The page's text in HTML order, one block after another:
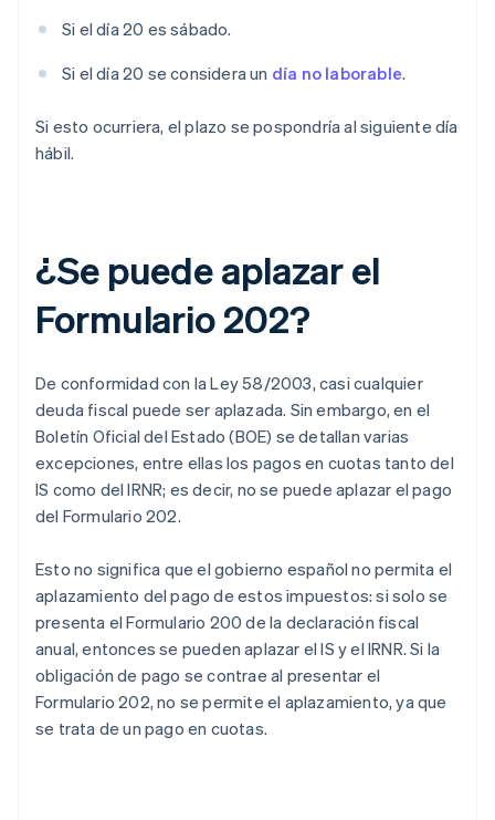
Si el día 20 es sábado.
Si el día 20 se considera un día no laborable.
Si esto ocurriera, el plazo se pospondría al siguiente día
hábil.
¿Se puede aplazar el
Formulario 202?
De conformidad con la Ley 58/2003, casi cualquier
deuda fiscal puede ser aplazada. Sin embargo, en el
Boletín Oficial del Estado (BOE) se detallan varias
excepciones, entre ellas los pagos en cuotas tanto del
IS como del IRNR; es decir, no se puede aplazar el pago
del Formulario 202.
Esto no significa que el gobierno español no permita el
aplazamiento del pago de estos impuestos: si solo se
presenta el Formulario 200 de la declaración fiscal
anual, entonces se pueden aplazar el IS y el IRNR. Si la
obligación de pago se contrae al presentar el
Formulario 202, no se permite el aplazamiento, ya que
se trata de un pago en cuotas.